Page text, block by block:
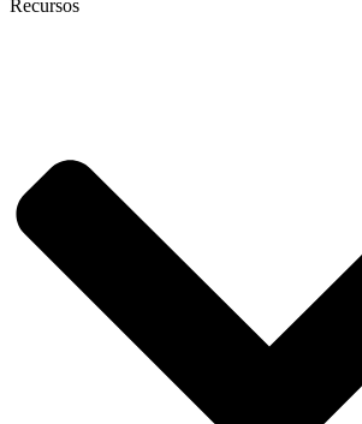
Recursos